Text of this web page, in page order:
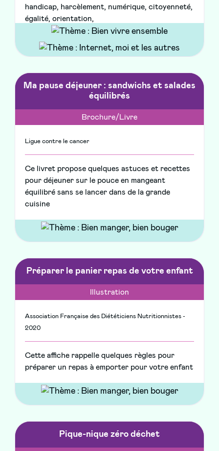
handicap, harcèlement, numérique, citoyenneté,
égalité, orientation,
Ma pause déjeuner : sandwichs et salades
équilibrés
Brochure/Livre
Ligue contre le cancer
Ce livret propose quelques astuces et recettes
pour déjeuner sur le pouce en mangeant
équilibré sans se lancer dans de la grande
cuisine
Préparer le panier repas de votre enfant
Illustration
Association Française des Diététiciens Nutritionnistes -
2020
Cette affiche rappelle quelques règles pour
préparer un repas à emporter pour votre enfant
Pique-nique zéro déchet